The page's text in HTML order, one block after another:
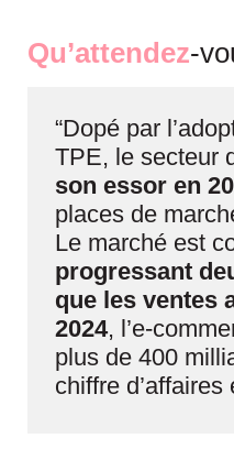
Qu’attendez-
“Dopé par
TPE, le secteur
son essor en
places de
Le marché est
progressant
que les ventes
2024, l’e-
plus de 400
chiffre d’affaires